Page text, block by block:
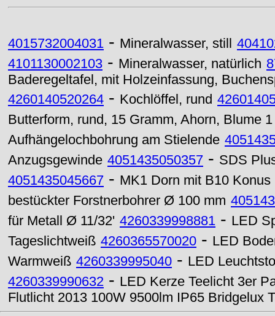
4015732004031 - Mineralwasser, still
4101130002103 - Mineralwasser, natürlich
Baderegeltafel, mit Holzeinfassung,
4260140520264 - Kochlöffel, rund
Butterform, rund, 15 Gramm, Ahorn, Blume 1
Aufhängelochbohrung am Stielende
Anzugsgewinde 4051435050357 - SDS
4051435045667 - MK1 Dorn mit B10
bestückter Forstnerbohrer Ø 100 mm
für Metall Ø 11/32' 4260339998881 - LED
Tageslichtweiß 4260365570020 - LED
Warmweiß 4260339995040 - LED
4260339990632 - LED Kerze Teelicht 3er
Flutlicht 2013 100W 9500lm IP65 Bridgelux